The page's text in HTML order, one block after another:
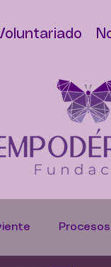
Procesos